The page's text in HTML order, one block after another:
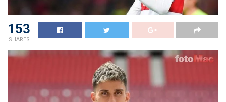
153
SHARES